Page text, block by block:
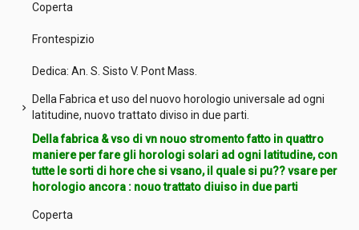
Coperta
Frontespizio
Dedica: An. S. Sisto V. Pont Mass.
chevron_right
Della Fabrica et uso del nuovo horologio universale ad ogni
latitudine, nuovo trattato diviso in due parti.
Della fabrica & vso di vn nouo stromento fatto in quattro
maniere per fare gli horologi solari ad ogni latitudine, con
tutte le sorti di hore che si vsano, il quale si pu?? vsare per
horologio ancora : nouo trattato diuiso in due parti
Coperta